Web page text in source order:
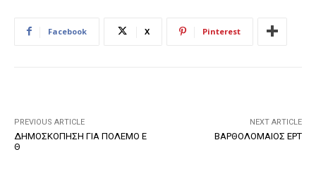
Facebook X Pinterest
PREVIOUS ARTICLE
ΔΗΜΟΣΚΟΠΗΣΗ ΓΙΑ ΠΟΛΕΜΟ Ε
Θ
NEXT ARTICLE
ΒΑΡΘΟΛΟΜΑΙΟΣ ΕΡΤ